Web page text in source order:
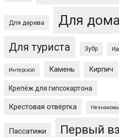
Для дерева Для дома
Для туриста Зубр
Интерскол Камень Кирпич
Крепёж для гипсокартона
Крестовая отвёртка
Пассатижи Первый